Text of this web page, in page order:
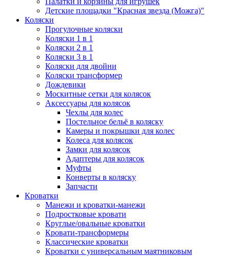
Детские площадки "Красная звезда (Можга)"
Коляски
Прогулочные коляски
Коляски 1 в 1
Коляски 2 в 1
Коляски 3 в 1
Коляски для двойни
Коляски трансформер
Дождевики
Москитные сетки для колясок
Аксессуары для колясок
Чехлы для колес
Постельное бельё в коляску
Камеры и покрышки для колес
Колеса для колясок
Замки для колясок
Адаптеры для колясок
Муфты
Конверты в коляску
Запчасти
Кроватки
Манежи и кроватки-манежи
Подростковые кровати
Круглые/овальные кроватки
Кровати-трансформеры
Классические кроватки
Кроватки с универсальным маятниковым